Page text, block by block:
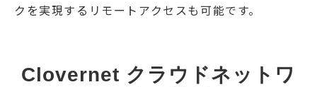
クを実現するリモートアクセスも可能です。
Clovernet クラウドネットワ